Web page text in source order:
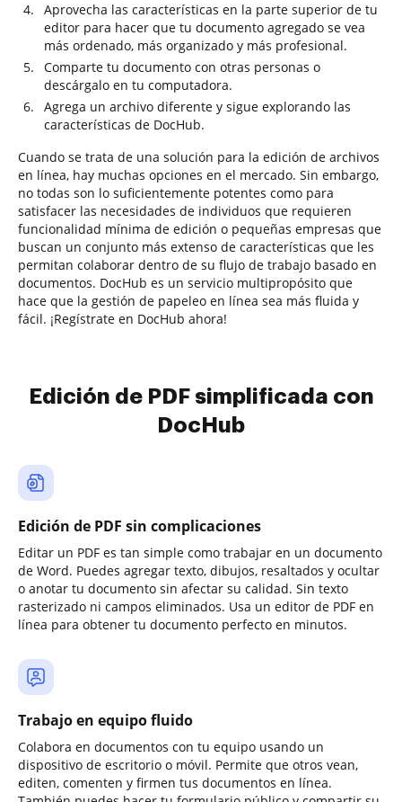
Aprovecha las características en la parte superior de tu
editor para hacer que tu documento agregado se vea
más ordenado, más organizado y más profesional.
Comparte tu documento con otras personas o
descárgalo en tu computadora.
Agrega un archivo diferente y sigue explorando las
características de DocHub.
Cuando se trata de una solución para la edición de archivos
en línea, hay muchas opciones en el mercado. Sin embargo,
no todas son lo suficientemente potentes como para
satisfacer las necesidades de individuos que requieren
funcionalidad mínima de edición o pequeñas empresas que
buscan un conjunto más extenso de características que les
permitan colaborar dentro de su flujo de trabajo basado en
documentos. DocHub es un servicio multipropósito que
hace que la gestión de papeleo en línea sea más fluida y
fácil. ¡Regístrate en DocHub ahora!
Edición de PDF simplificada con
DocHub
Edición de PDF sin complicaciones
Editar un PDF es tan simple como trabajar en un documento
de Word. Puedes agregar texto, dibujos, resaltados y ocultar
o anotar tu documento sin afectar su calidad. Sin texto
rasterizado ni campos eliminados. Usa un editor de PDF en
línea para obtener tu documento perfecto en minutos.
Trabajo en equipo fluido
Colabora en documentos con tu equipo usando un
dispositivo de escritorio o móvil. Permite que otros vean,
editen, comenten y firmen tus documentos en línea.